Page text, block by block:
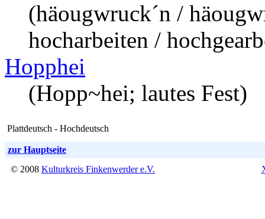
(häougwruck´n /
hocharbeiten /
Hopphei
(Hopp~hei; lautes Fest)
Plattdeutsch - Hochdeutsch
zur Hauptseite
© 2008 Kulturkreis Finkenwerder e.V.